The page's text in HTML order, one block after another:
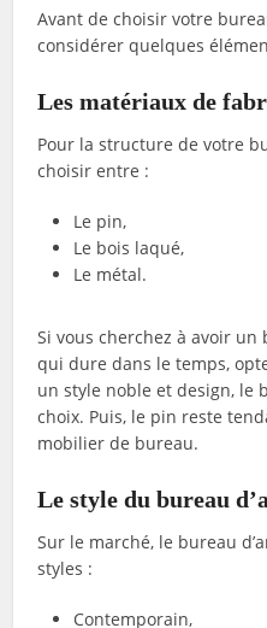
Avant de choisir votre
considérer quelques
Les matériaux de
Pour la structure de votre
choisir entre :
Le pin,
Le bois laqué,
Le métal.
Si vous cherchez à avoir un
qui dure dans le temps,
un style noble et design, le
choix. Puis, le pin reste
mobilier de bureau.
Le style du bureau
Sur le marché, le bureau
styles :
Contemporain,